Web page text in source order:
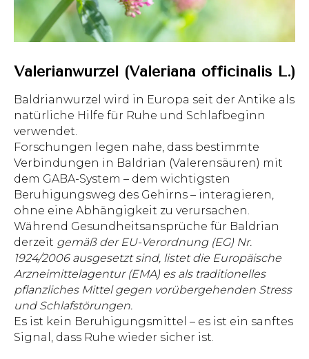
Valerianwurzel (Valeriana officinalis L.)
Baldrianwurzel wird in Europa seit der Antike als
natürliche Hilfe für Ruhe und Schlafbeginn
verwendet.
Forschungen legen nahe, dass bestimmte
Verbindungen in Baldrian (Valerensäuren) mit
dem GABA-System – dem wichtigsten
Beruhigungsweg des Gehirns – interagieren,
ohne eine Abhängigkeit zu verursachen.
Während Gesundheitsansprüche für Baldrian
derzeit gemäß der EU-Verordnung (EG) Nr.
1924/2006 ausgesetzt sind, listet die Europäische
Arzneimittelagentur (EMA) es als traditionelles
pflanzliches Mittel gegen vorübergehenden Stress
und Schlafstörungen.
Es ist kein Beruhigungsmittel – es ist ein sanftes
Signal, dass Ruhe wieder sicher ist.